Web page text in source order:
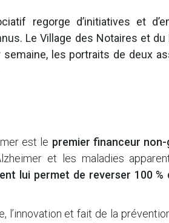
regorge d’initiatives et
Le Village des Notaires et
les portraits de deux
est le premier financeur non-
et les maladies
lui permet de reverser 100 %
l’innovation et fait de la